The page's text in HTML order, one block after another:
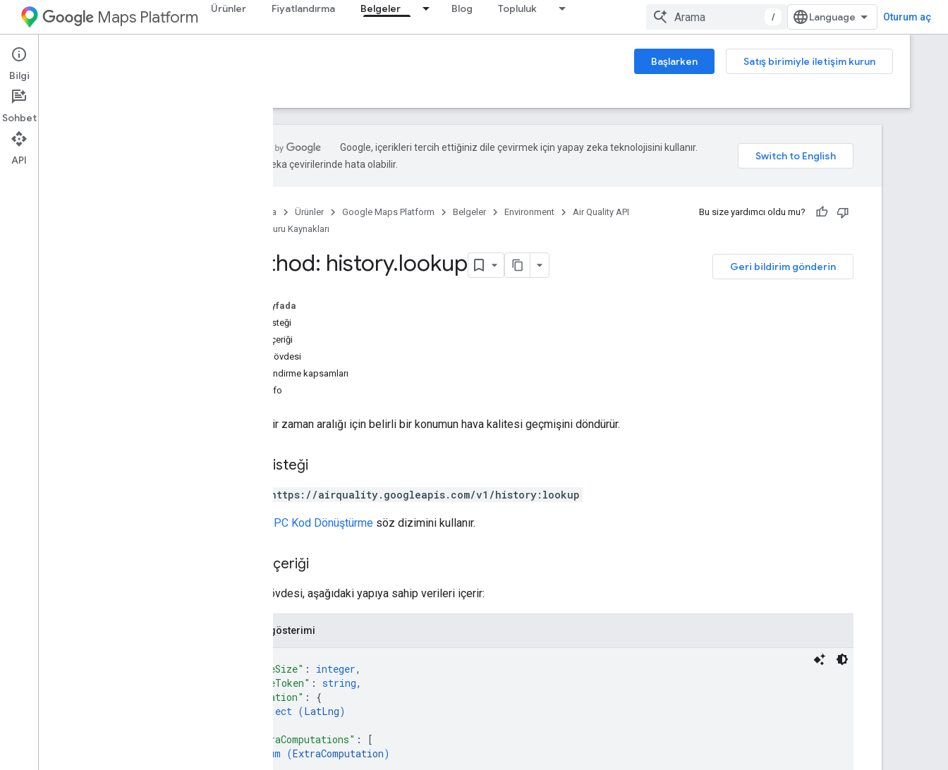
Maps Platform Ürünler Fiyatlandırma Belgeler Blog Topluluk
/ Oturum aç
Environment Başlarken
Satış birimiyle iletişim kurun
Rehberler
Google, içerikleri tercih ettiğiniz dile çevirmek için yapay zeka teknolojisini kullanır.
Yapay zeka çevirilerinde hata olabilir.
Ana Sayfa Ürünler Google Maps Platform Belgeler Environment
Air Quality API
Başvuru Kaynakları
Bu size yardımcı oldu mu?
Geri bildirim gönderin
Method: history.lookup
Bu sayfada
HTTP isteği
İstek içeriği
Yanıt gövdesi
Yetkilendirme kapsamları
HourInfo
Belirli bir zaman aralığı için belirli bir konumun hava kalitesi geçmişini döndürür.
HTTP isteği
POST https://airquality.googleapis.com/v1/history:lookup
gRPC Kod Dönüştürme söz dizimini kullanır.
İstek içeriği
İstek gövdesi, aşağıdaki yapıya sahip verileri içerir:
JSON gösterimi
"pageSize" : integer,
"pageToken" : string,
"location" : {
object (LatLng)
"extraComputations" :
[
enum (ExtraComputation)
Bilgi
Sohbet
API